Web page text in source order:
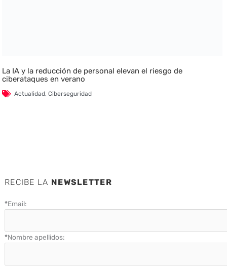
La IA y la reducción de personal elevan el riesgo de
ciberataques en verano
Actualidad,Ciberseguridad
RECIBE LA NEWSLETTER
*Email:
*Nombre apellidos: